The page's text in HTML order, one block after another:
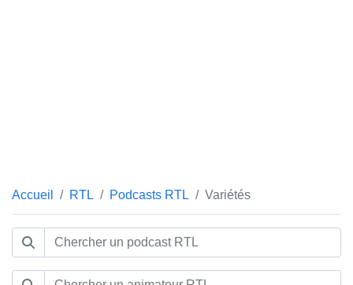
Accueil RTL Podcasts RTL Variétés